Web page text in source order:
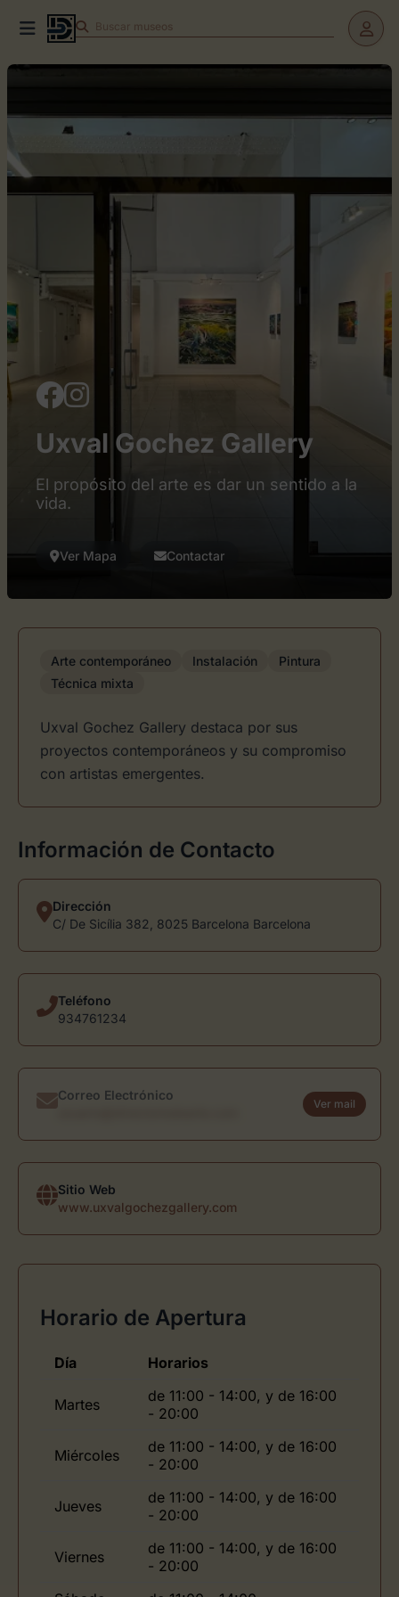
Buscar teatros
Uxval Gochez Gallery
El propósito del arte es dar un sentido a la
vida.
Ver Mapa Contactar
Arte contemporáneo Instalación
Pintura
Técnica mixta
Uxval Gochez Gallery destaca por sus
proyectos contemporáneos y su compromiso
con artistas emergentes.
Información de Contacto
Dirección
C/ De Sicília 382, 8025 Barcelona Barcelona
Teléfono
934761234
Correo Electrónico
Ver mail
Sitio Web
www.uxvalgochezgallery.com
Horario de Apertura
Día Horarios
Martes
de 11:00 - 14:00, y de 16:00
- 20:00
Miércoles
de 11:00 - 14:00, y de 16:00
- 20:00
Jueves
de 11:00 - 14:00, y de 16:00
- 20:00
Viernes
de 11:00 - 14:00, y de 16:00
- 20:00